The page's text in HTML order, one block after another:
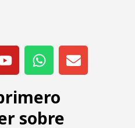
sobre